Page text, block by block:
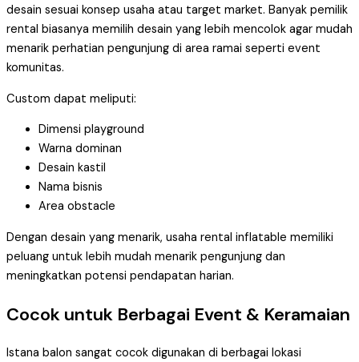
desain sesuai konsep usaha atau target market. Banyak pemilik
rental biasanya memilih desain yang lebih mencolok agar mudah
menarik perhatian pengunjung di area ramai seperti event
komunitas.
Custom dapat meliputi:
Dimensi playground
Warna dominan
Desain kastil
Nama bisnis
Area obstacle
Dengan desain yang menarik, usaha rental inflatable memiliki
peluang untuk lebih mudah menarik pengunjung dan
meningkatkan potensi pendapatan harian.
Cocok untuk Berbagai Event & Keramaian
Istana balon sangat cocok digunakan di berbagai lokasi